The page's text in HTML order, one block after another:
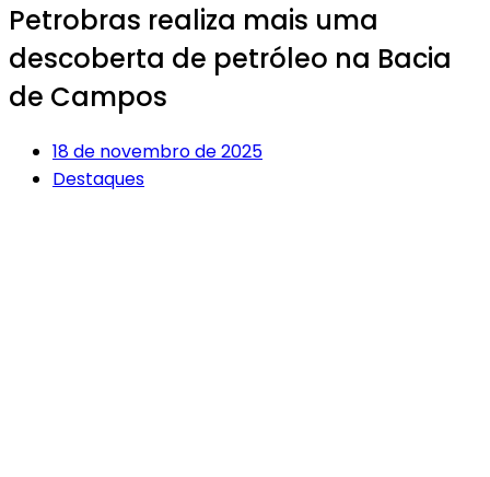
Petrobras realiza mais uma
descoberta de petróleo na Bacia
de Campos
18 de novembro de 2025
Destaques